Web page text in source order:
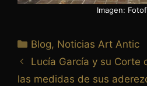
Imagen:
Blog, Noticias Art Antic
Lucía García y su Corte
las medidas de sus